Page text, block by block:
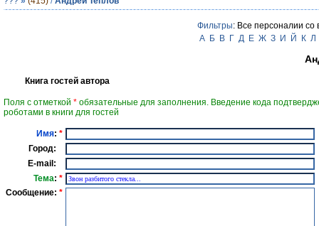
Фильтры: Все персоналии со
А
Б В Г Д Е Ж З И Й К Л
Книга гостей автора
Поля с отметкой * обязательные для заполнения. Введение кода
роботами в книги для гостей
Имя: *
Город:
E-mail:
Тема: *
Сообщение: *